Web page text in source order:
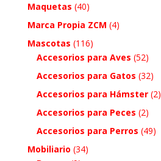
Maquetas (40)
Marca Propia ZCM (4)
Mascotas (116)
Accesorios para Aves (52)
Accesorios para Gatos (32)
Accesorios para Hámster (2)
Accesorios para Peces (2)
Accesorios para Perros (49)
Mobiliario (34)